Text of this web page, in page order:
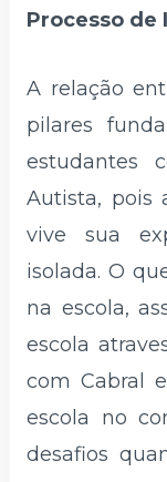
Processo de
A relação
pilares
estudantes
Autista, pois
vive sua
isolada. O
na escola,
escola
com Cabral
escola no
desafios